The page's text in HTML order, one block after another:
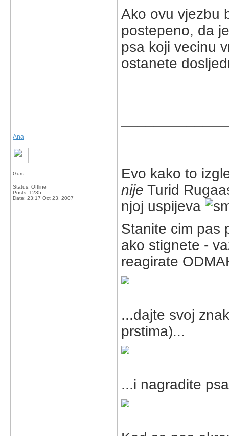
Ako ovu vjezbu
postepeno, da
psa koji vecinu
ostanete
Ana
Guru
Status: Offline
Posts: 1235
Date: 23:17 Oct 23, 2007
Evo kako to
nije Turid
njoj uspijeva
Stanite cim pas
ako stignete -
reagirate
...dajte svoj
prstima)...
...i nagradite